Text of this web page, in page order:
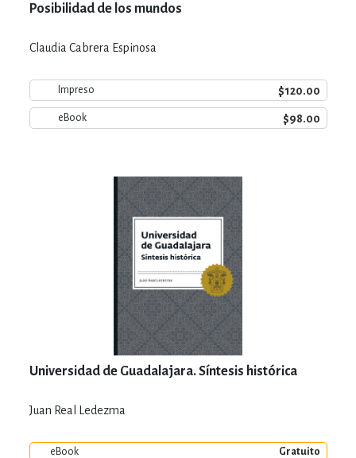
Posibilidad de los mundos
Claudia Cabrera Espinosa
Impreso $120.00
eBook $98.00
Universidad de Guadalajara. Síntesis histórica
Juan Real Ledezma
eBook Gratuito